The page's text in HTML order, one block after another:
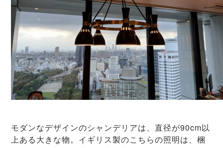
モダンなデザインのシャンデリアは、直径が90cm以
上ある大きな物。イギリス製のこちらの照明は、梱